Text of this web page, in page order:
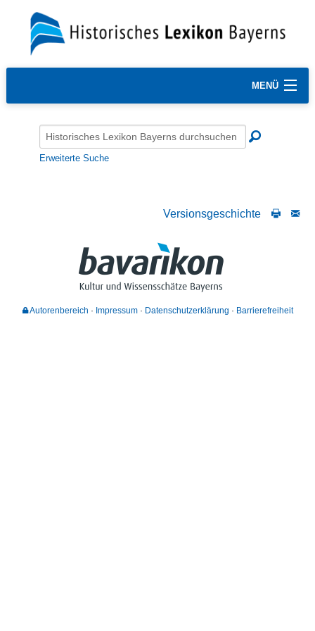
MENÜ
Erweiterte Suche
Versionsgeschichte
Autorenbereich Impressum Datenschutzerklärung Barrierefreiheit